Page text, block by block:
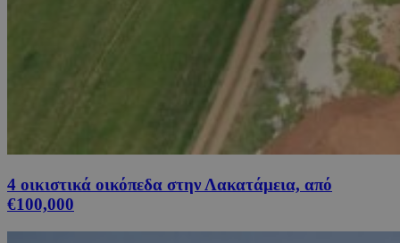
4 οικιστικά οικόπεδα στην Λακατάμεια, από
€100,000